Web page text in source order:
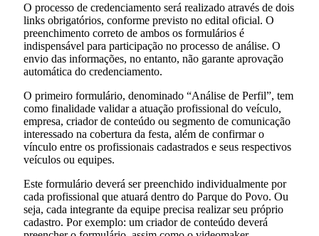
O processo de credenciamento será realizado através de dois
links obrigatórios, conforme previsto no edital oficial. O
preenchimento correto de ambos os formulários é
indispensável para participação no processo de análise. O
envio das informações, no entanto, não garante aprovação
automática do credenciamento.
O primeiro formulário, denominado “Análise de Perfil”, tem
como finalidade validar a atuação profissional do veículo,
empresa, criador de conteúdo ou segmento de comunicação
interessado na cobertura da festa, além de confirmar o
vínculo entre os profissionais cadastrados e seus respectivos
veículos ou equipes.
Este formulário deverá ser preenchido individualmente por
cada profissional que atuará dentro do Parque do Povo. Ou
seja, cada integrante da equipe precisa realizar seu próprio
cadastro. Por exemplo: um criador de conteúdo deverá